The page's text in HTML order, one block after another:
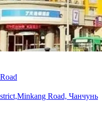
Road, Чанчунь